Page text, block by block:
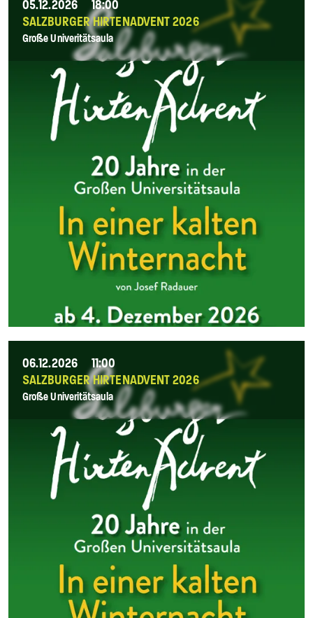
05.12.2026
18:00
SALZBURGER HIRTENADVENT 2026
Große Univeritätsaula
06.12.2026
11:00
SALZBURGER HIRTENADVENT 2026
Große Univeritätsaula